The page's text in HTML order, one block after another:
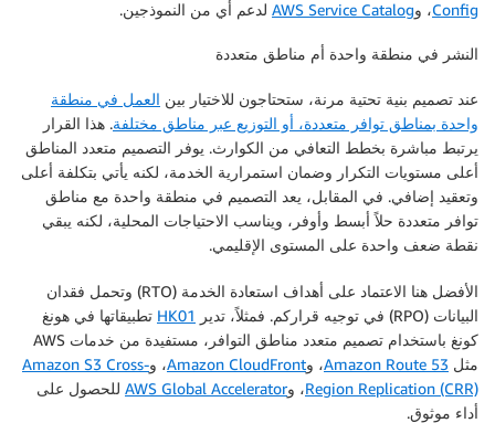
Config، وAWS Service Catalog لدعم أي من النموذجين.
النشر في منطقة واحدة أم مناطق متعددة
عند تصميم بنية تحتية مرنة، ستحتاجون للاختيار بين العمل في منطقة
واحدة بمناطق توافر متعددة، أو التوزيع عبر مناطق مختلفة. هذا القرار
يرتبط مباشرة بخطط التعافي من الكوارث. يوفر التصميم متعدد المناطق
أعلى مستويات التكرار وضمان استمرارية الخدمة، لكنه يأتي بتكلفة أعلى
وتعقيد إضافي. في المقابل، يعد التصميم في منطقة واحدة مع مناطق
توافر متعددة حلاً أبسط وأوفر، ويناسب الاحتياجات المحلية، لكنه يبقي
نقطة ضعف واحدة على المستوى الإقليمي.
الأفضل هنا الاعتماد على أهداف استعادة الخدمة (RTO) وتحمل فقدان
البيانات (RPO) في توجيه قراركم. فمثلاً، تدير
HK01 تطبيقاتها في هونغ
كونغ باستخدام تصميم متعدد مناطق التوافر، مستفيدة من خدمات AWS
مثل Amazon Route 53، وAmazon CloudFront، وAmazon S3 Cross-
Region Replication (CRR)، وAWS Global Accelerator للحصول على
أداء موثوق.